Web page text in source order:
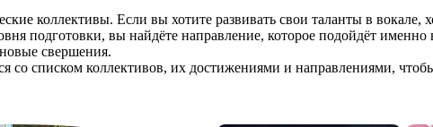
коллективы. Если вы хотите развивать свои таланты в
подготовки, вы найдёте направление, которое подойдёт
свершения.
со списком коллективов, их достижениями и направлениями,